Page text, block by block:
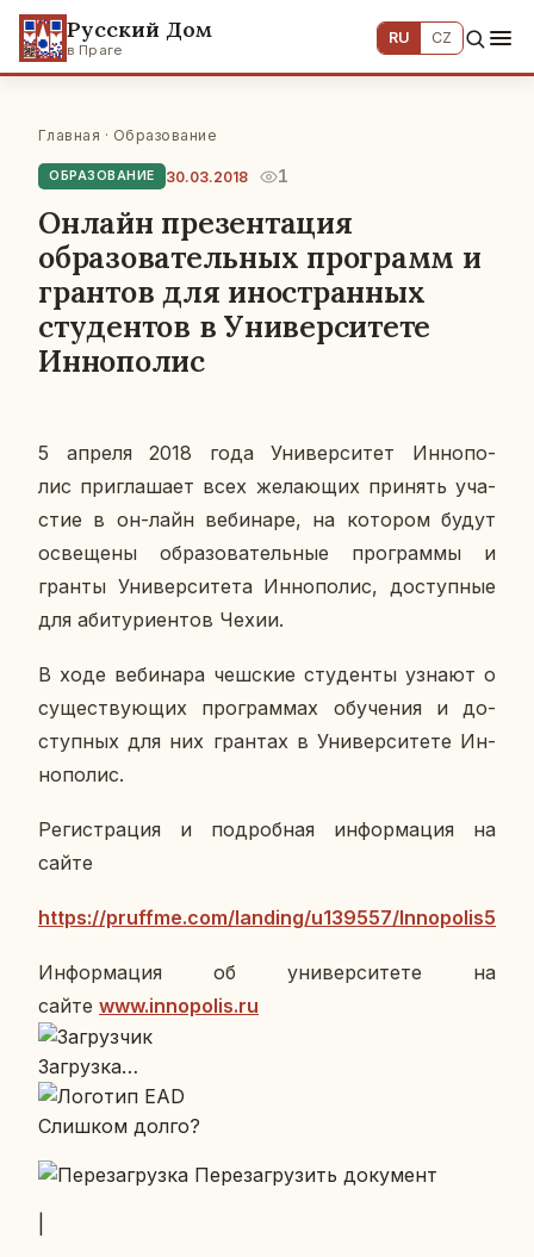
Русский Дом
в Праге
RU CZ
Главная · Образование
ОБРАЗОВАНИЕ 30.03.2018 1
Онлайн презентация
образовательных программ и
грантов для иностранных
студентов в Университете
Иннополис
5 апреля 2018 года Уни­вер­си­тет Ин­но­по­
лис при­гла­ша­ет всех же­ла­ю­щих при­нять уча­
стие в он-лайн ве­би­на­ре, на ко­то­ром будут
осве­ще­ны об­ра­зо­ва­тель­ные про­грам­мы и
гранты Уни­вер­си­те­та Ин­но­по­лис, до­ступ­ные
для аби­ту­ри­ен­тов Чехии.
В ходе ве­би­на­ра чеш­ские сту­ден­ты узнают о
су­ще­ству­ю­щих про­грам­мах обу­че­ния и до­
ступ­ных для них гран­тах в Уни­вер­си­те­те Ин­
но­по­лис.
Ре­ги­стра­ция и по­дроб­ная ин­фор­ма­ция на
сайте
https://pruffme.com/landing/u139557/Innopolis5
Ин­фор­ма­ция об уни­вер­си­те­те на
сайте www.innopolis.ru
За­груз­ка…
Слиш­ком долго?
Пе­ре­за­гру­зить до­ку­мент